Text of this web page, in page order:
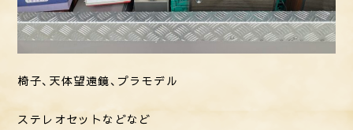
椅子、天体望遠鏡、プラモデル
ステレオセットなどなど